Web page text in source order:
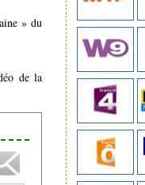
» du
de la